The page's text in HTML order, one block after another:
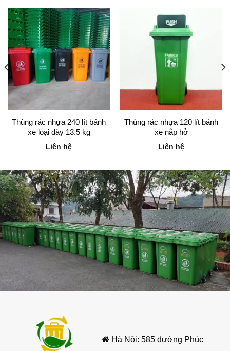
2.Thông số kỹ thuậtthùng rác nhựa 100 lít
bánh xe :
2.1.Dung tích:
Dung tích 100 lít, đủ để chứa một lượng rác
thải sinh hoạt hàng ngày, phù hợp cho gia đình,
văn phòng, hoặc các khu vực công cộng.
2.2.Kích thước:
Thường có kích thước 550mm (dài) x 480mm
(rộng) x 810mm (cao). Tuy nhiên, kích thước
có thể thay đổi tùy theo nhà sản xuất.
2.3.Chất liệu:
Thùng rác được làm từ nhựa HDPE (High-
Density Polyethylene), một loại nhựa có độ bền
cao, chịu được va đập, không bị ăn mòn và có
khả năng chống chịu tốt với các điều kiện thời
tiết khác nhau.
Thùng rác được trang bị hai bánh xe, thường
làm bằng cao su đúc đặc, giúp di chuyển dễ
Thùng rác nhựa 240 lít bánh
xe loại dày 13.5 kg
Liên hệ
Thùng rác nhựa 120 lít bánh
xe nắp hở
Liên hệ
Hà Nội: 585 đường Phúc